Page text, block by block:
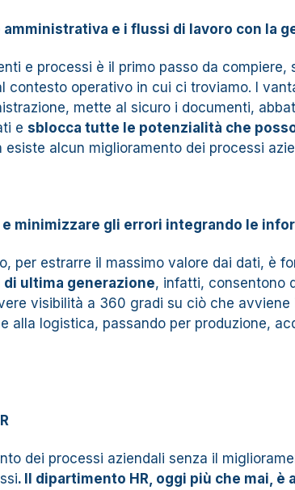
e i flussi di lavoro con la
e processi è il primo passo da compiere,
contesto operativo in cui ci troviamo. I
mette al sicuro i documenti,
e sblocca tutte le potenzialità che
esiste alcun miglioramento dei processi
minimizzare gli errori integrando le
per estrarre il massimo valore dai dati, è
di ultima generazione, infatti, consentono
visibilità a 360 gradi su ciò che
alla logistica, passando per produzione,
dei processi aziendali senza il
. Il dipartimento HR, oggi più che mai,